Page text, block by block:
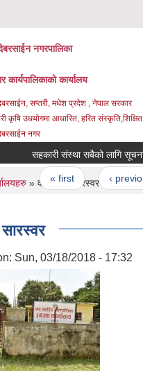
नगरपालिका
कार्यपालिकाको कार्यालय
सप्तरी, मधेश प्रदेश , नेपाल सरकार
कृषि उधयोगमा आधारित, हरित संस्कृति,शिक्षित
नगर
सहकारी संस्था सबैको लागि सूचना |||
Pages
« first ‹ previous
here
» वडा नं‌ ३, सारस्वर
Sun, 03/18/2018 - 17:32